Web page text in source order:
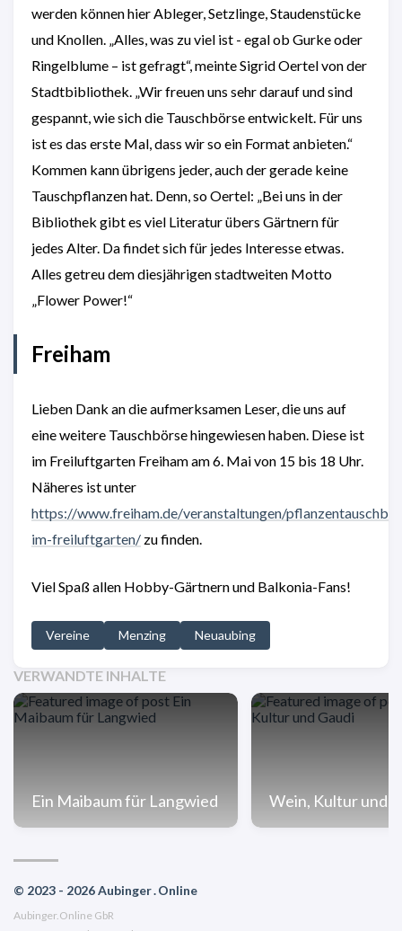
werden können hier Ableger, Setzlinge, Staudenstücke
und Knollen. „Alles, was zu viel ist - egal ob Gurke oder
Ringelblume – ist gefragt“, meinte Sigrid Oertel von der
Stadtbibliothek. „Wir freuen uns sehr darauf und sind
gespannt, wie sich die Tauschbörse entwickelt. Für uns
ist es das erste Mal, dass wir so ein Format anbieten.“
Kommen kann übrigens jeder, auch der gerade keine
Tauschpflanzen hat. Denn, so Oertel: „Bei uns in der
Bibliothek gibt es viel Literatur übers Gärtnern für
jedes Alter. Da findet sich für jedes Interesse etwas.
Alles getreu dem diesjährigen stadtweiten Motto
„Flower Power!“
Freiham
Lieben Dank an die aufmerksamen Leser, die uns auf
eine weitere Tauschbörse hingewiesen haben. Diese ist
im Freiluftgarten Freiham am 6. Mai von 15 bis 18 Uhr.
Näheres ist unter
https://www.freiham.de/veranstaltungen/
im-freiluftgarten/ zu finden.
Viel Spaß allen Hobby-Gärtnern und Balkonia-Fans!
Vereine Menzing Neuaubing
VERWANDTE INHALTE
Ein Maibaum für Langwied Wein, Kultur und
© 2023 - 2026 Aubinger . Online
Aubinger.Online GbR